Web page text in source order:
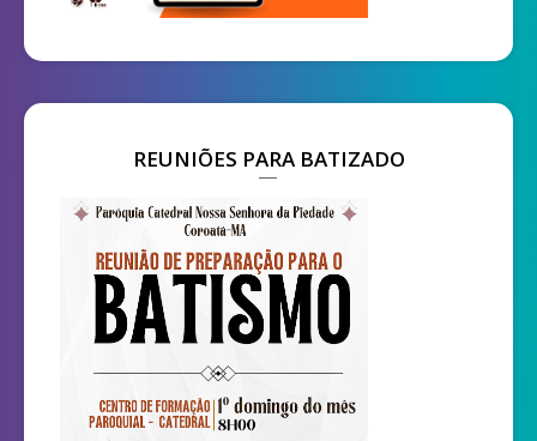
REUNIÕES PARA BATIZADO